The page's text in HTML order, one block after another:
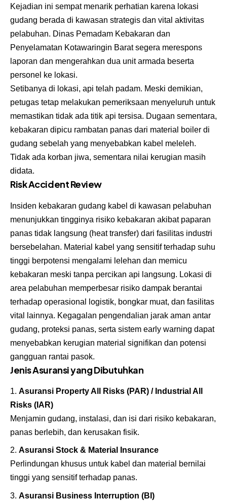
Kejadian ini sempat menarik perhatian karena lokasi
gudang berada di kawasan strategis dan vital aktivitas
pelabuhan. Dinas Pemadam Kebakaran dan
Penyelamatan Kotawaringin Barat segera merespons
laporan dan mengerahkan dua unit armada beserta
personel ke lokasi.
Setibanya di lokasi, api telah padam. Meski demikian,
petugas tetap melakukan pemeriksaan menyeluruh untuk
memastikan tidak ada titik api tersisa. Dugaan sementara,
kebakaran dipicu rambatan panas dari material boiler di
gudang sebelah yang menyebabkan kabel meleleh.
Tidak ada korban jiwa, sementara nilai kerugian masih
didata.
Risk Accident Review
Insiden kebakaran gudang kabel di kawasan pelabuhan
menunjukkan tingginya risiko kebakaran akibat paparan
panas tidak langsung (heat transfer) dari fasilitas industri
bersebelahan. Material kabel yang sensitif terhadap suhu
tinggi berpotensi mengalami lelehan dan memicu
kebakaran meski tanpa percikan api langsung. Lokasi di
area pelabuhan memperbesar risiko dampak berantai
terhadap operasional logistik, bongkar muat, dan fasilitas
vital lainnya. Kegagalan pengendalian jarak aman antar
gudang, proteksi panas, serta sistem early warning dapat
menyebabkan kerugian material signifikan dan potensi
gangguan rantai pasok.
Jenis Asuransi yang Dibutuhkan
Asuransi Property All Risks (PAR) / Industrial All
Risks (IAR)
Menjamin gudang, instalasi, dan isi dari risiko kebakaran,
panas berlebih, dan kerusakan fisik.
Asuransi Stock & Material Insurance
Perlindungan khusus untuk kabel dan material bernilai
tinggi yang sensitif terhadap panas.
Asuransi Business Interruption (BI)